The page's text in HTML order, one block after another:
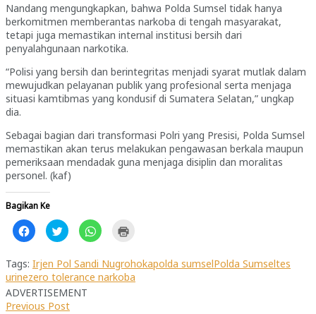
Nandang mengungkapkan, bahwa Polda Sumsel tidak hanya
berkomitmen memberantas narkoba di tengah masyarakat,
tetapi juga memastikan internal institusi bersih dari
penyalahgunaan narkotika.
“Polisi yang bersih dan berintegritas menjadi syarat mutlak dalam
mewujudkan pelayanan publik yang profesional serta menjaga
situasi kamtibmas yang kondusif di Sumatera Selatan,” ungkap
dia.
Sebagai bagian dari transformasi Polri yang Presisi, Polda Sumsel
memastikan akan terus melakukan pengawasan berkala maupun
pemeriksaan mendadak guna menjaga disiplin dan moralitas
personel. (kaf)
Bagikan Ke
Klik
untuk
membagikan
Facebook(Membuka
di
jendela
yang
baru)
Klik
untuk
berbagi
Twitter(Membuka
di
jendela
yang
baru)
Klik
untuk
WhatsApp(Membuka
di
jendela
jendela
yang
baru)
Tags: Irjen Pol Sandi Nugrohokapolda sumselPolda Sumseltes
urinezero tolerance narkoba
ADVERTISEMENT
Previous Post